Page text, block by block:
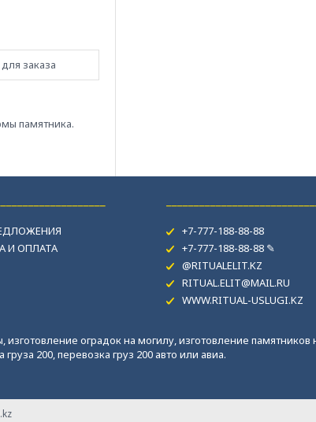
заказа
памятника.
И ОПЛАТА
+7-777-188-88-88
+7-777-188-88-88 ✎
@RITUALELIT.KZ
RITUAL.ELIT@MAIL.RU
WWW.RITUAL-USLUGI.KZ
оградок на могилу, изготовление памятников
200, перевозка груз 200 авто или авиа.